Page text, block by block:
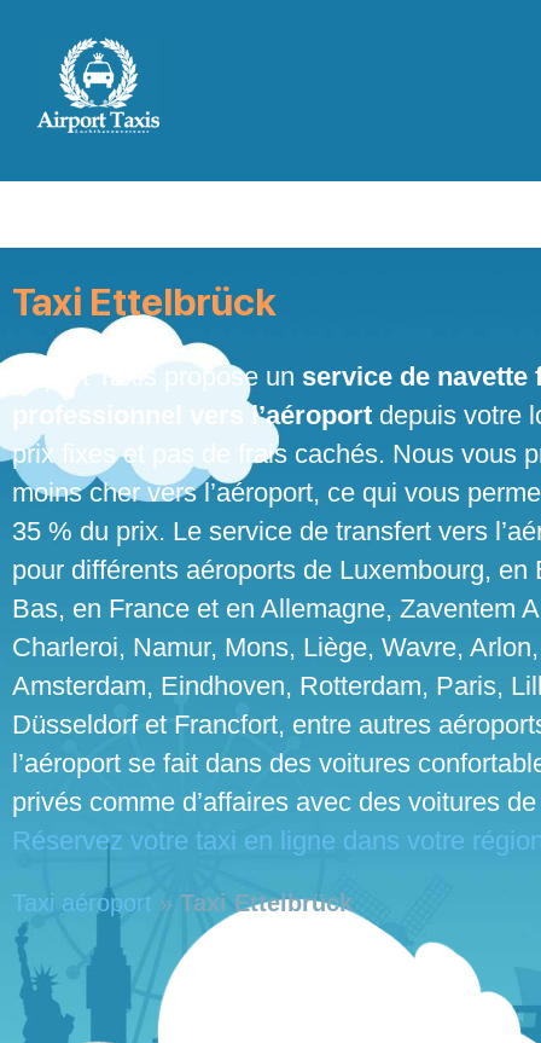
Taxi Ettelbrück
Airport Taxis propose un service de navette
professionnel vers l’aéroport depuis votre
prix fixes et pas de frais cachés. Nous vous
moins cher vers l’aéroport, ce qui vous
35 % du prix. Le service de transfert vers
pour différents aéroports de Luxembourg, en
Bas, en France et en Allemagne, Zaventem
Charleroi, Namur, Mons, Liège, Wavre,
Amsterdam, Eindhoven, Rotterdam, Paris,
Düsseldorf et Francfort, entre autres
l’aéroport se fait dans des voitures
privés comme d’affaires avec des voitures
Réservez votre taxi en ligne dans votre
Taxi aéroport » Taxi Ettelbrück